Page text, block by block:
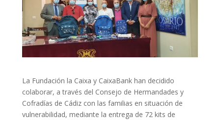
La Fundación la Caixa y CaixaBank han decidido
colaborar, a través del Consejo de Hermandades y
Cofradías de Cádiz con las familias en situación de
vulnerabilidad, mediante la entrega de 72 kits de